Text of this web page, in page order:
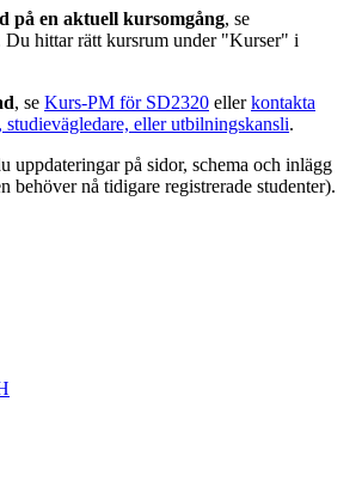
på en aktuell kursomgång, se
Du hittar rätt kursrum under "Kurser" i
, se Kurs-PM för SD2320 ellerkontakta
eller utbilningskansli.
uppdateringar på sidor, schema och inlägg
behöver nå tidigare registrerade studenter).